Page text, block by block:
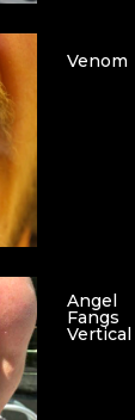
Venom
Angel
Fangs
Vertical